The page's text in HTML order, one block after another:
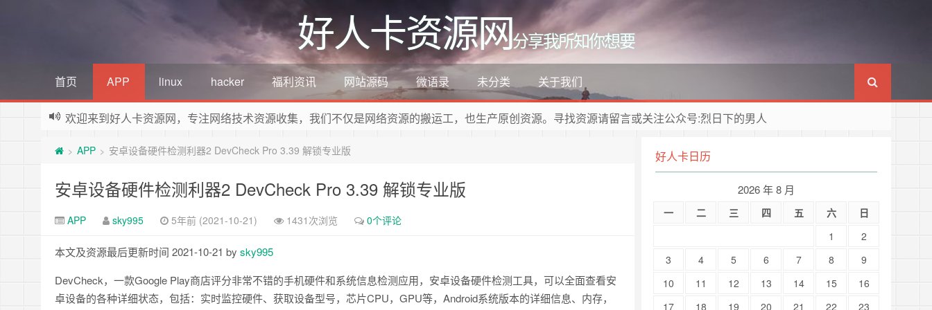
好人卡资源网分享我所知你想要
首页 APP linux hacker 福利资讯 网站源码 微语录 未分类 关于我们
欢迎来到好人卡资源网，专注网络技术资源收集，我们不仅是网络资源的搬运工，也生产原创资源。寻找资源请留言或关注公众号:烈日下的男人
> APP > 安卓设备硬件检测利器2 DevCheck Pro 3.39 解锁专业版
安卓设备硬件检测利器2 DevCheck Pro 3.39 解锁专业版
APP sky995 5年前 (2021-10-21) 1431次浏览 0个评论
本文及资源最后更新时间 2021-10-21 by sky995
DevCheck，一款Google Play商店评分非常不错的手机硬件和系统信息检测应用，安卓设备硬件检测工具，可以全面查看安
卓设备的各种详细状态，包括：实时监控硬件、获取设备型号，芯片CPU，GPU等，Android系统版本的详细信息、内存，
好人卡日历
2026 年 8 月
一 二 三 四 五 六
日
1
2
3
4 5 6 7 8
9
10
11 12 13 14 15
16
17
18 19 20 21 22
23